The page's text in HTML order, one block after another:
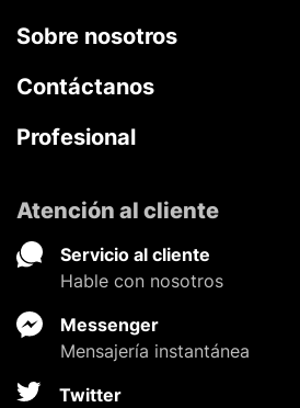
Sobre nosotros
Contáctanos
Profesional
Atención al cliente
Servicio al cliente
Hable con nosotros
Messenger
Mensajería instantánea
Twitter